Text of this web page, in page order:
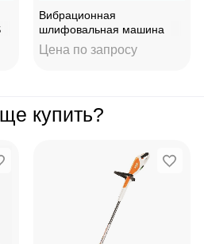
Вибрационная
шлифовальная машина
Elitech МШВ 0423Э
Цена по запросу
купить?